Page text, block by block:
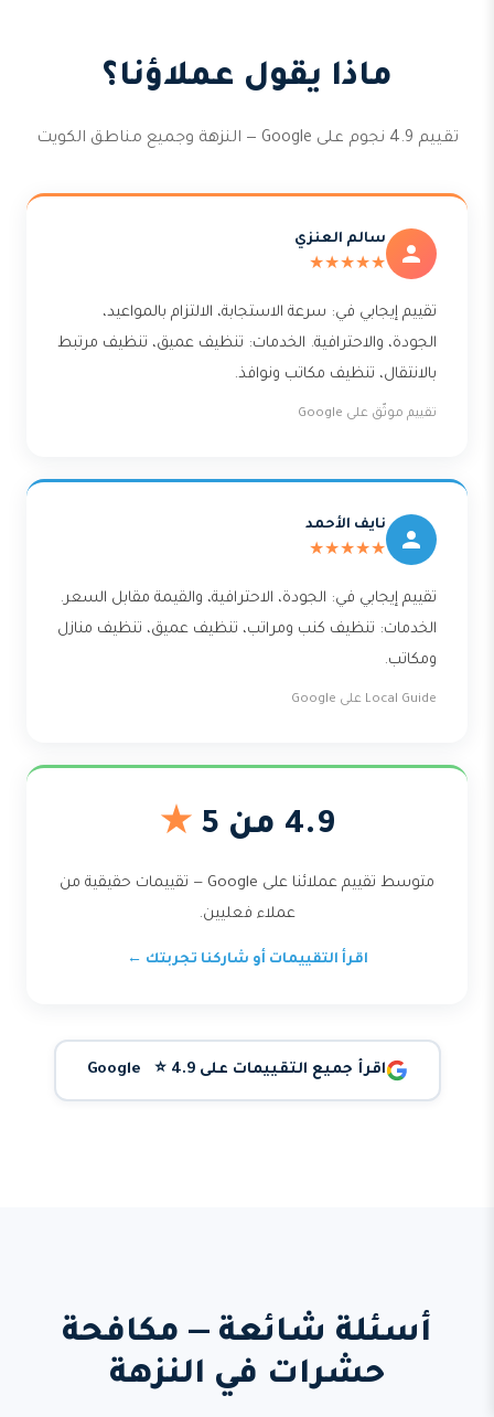
ماذا يقول عملاؤنا؟
تقييم 4.9 نجوم على Google — النزهة وجميع مناطق الكويت
سالم العنزي
★★★★★
تقييم إيجابي في: سرعة الاستجابة، الالتزام بالمواعيد،
الجودة، والاحترافية. الخدمات: تنظيف عميق، تنظيف مرتبط
بالانتقال، تنظيف مكاتب ونوافذ.
تقييم موثّق على Google
نايف الأحمد
★★★★★
تقييم إيجابي في: الجودة، الاحترافية، والقيمة مقابل السعر.
الخدمات: تنظيف كنب ومراتب، تنظيف عميق، تنظيف منازل
ومكاتب.
Local Guide على Google
4.9 من 5 ★
متوسط تقييم عملائنا على Google — تقييمات حقيقية من
عملاء فعليين.
اقرأ التقييمات أو شاركنا تجربتك ←
اقرأ جميع التقييمات على Google ⭐ 4.9
أسئلة شائعة — مكافحة
حشرات في النزهة